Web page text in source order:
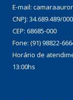
E-mail:
CNPJ: 34.689.489/
CEP: 68685-000
Fone: (91) 98822-
Horário de
13:00hs